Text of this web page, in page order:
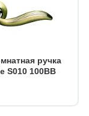
ручка
S010 100BB